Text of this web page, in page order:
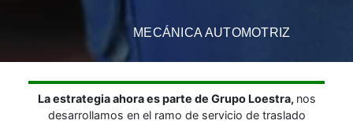
MECÁNICA AUTOMOTRIZ
La estrategia ahora es parte de Grupo Loestra, nos
desarrollamos en el ramo de servicio de traslado